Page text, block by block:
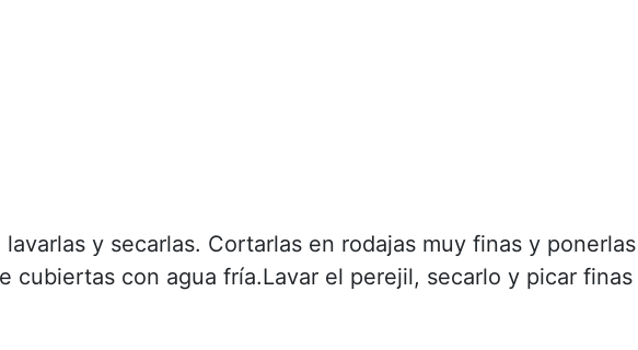
lavarlas y secarlas. Cortarlas en rodajas muy finas y ponerlas
cubiertas con agua fría.Lavar el perejil, secarlo y picar finas